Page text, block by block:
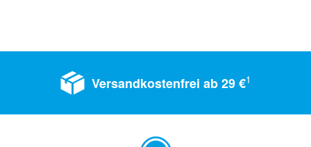
Versandkostenfrei ab 29 €1